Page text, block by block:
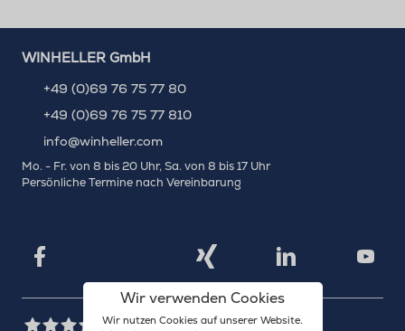
Wir verwenden Cookies
Wir nutzen Cookies auf unserer Website.
WINHELLER GmbH
+49 (0)69 76 75 77 80
+49 (0)69 76 75 77 810
info@winheller.com
Mo. - Fr. von 8 bis 20 Uhr, Sa. von 8 bis 17 Uhr
Persönliche Termine nach Vereinbarung
Facebook Xing LinkedIn